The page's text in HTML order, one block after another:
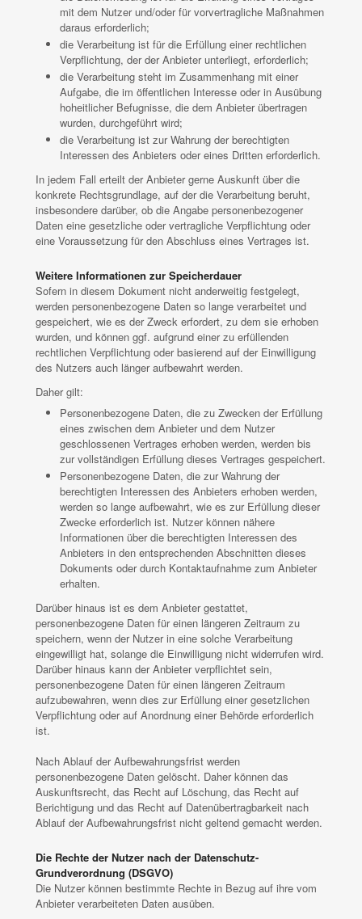
mit dem Nutzer und/oder für vorvertragliche Maßnahmen
daraus erforderlich;
die Verarbeitung ist für die Erfüllung einer rechtlichen
Verpflichtung, der der Anbieter unterliegt, erforderlich;
die Verarbeitung steht im Zusammenhang mit einer
Aufgabe, die im öffentlichen Interesse oder in Ausübung
hoheitlicher Befugnisse, die dem Anbieter übertragen
wurden, durchgeführt wird;
die Verarbeitung ist zur Wahrung der berechtigten
Interessen des Anbieters oder eines Dritten erforderlich.
In jedem Fall erteilt der Anbieter gerne Auskunft über die
konkrete Rechtsgrundlage, auf der die Verarbeitung beruht,
insbesondere darüber, ob die Angabe personenbezogener
Daten eine gesetzliche oder vertragliche Verpflichtung oder
eine Voraussetzung für den Abschluss eines Vertrages ist.
Weitere Informationen zur Speicherdauer
Sofern in diesem Dokument nicht anderweitig festgelegt,
werden personenbezogene Daten so lange verarbeitet und
gespeichert, wie es der Zweck erfordert, zu dem sie erhoben
wurden, und können ggf. aufgrund einer zu erfüllenden
rechtlichen Verpflichtung oder basierend auf der Einwilligung
des Nutzers auch länger aufbewahrt werden.
Daher gilt:
Personenbezogene Daten, die zu Zwecken der Erfüllung
eines zwischen dem Anbieter und dem Nutzer
geschlossenen Vertrages erhoben werden, werden bis
zur vollständigen Erfüllung dieses Vertrages gespeichert.
Personenbezogene Daten, die zur Wahrung der
berechtigten Interessen des Anbieters erhoben werden,
werden so lange aufbewahrt, wie es zur Erfüllung dieser
Zwecke erforderlich ist. Nutzer können nähere
Informationen über die berechtigten Interessen des
Anbieters in den entsprechenden Abschnitten dieses
Dokuments oder durch Kontaktaufnahme zum Anbieter
erhalten.
Darüber hinaus ist es dem Anbieter gestattet,
personenbezogene Daten für einen längeren Zeitraum zu
speichern, wenn der Nutzer in eine solche Verarbeitung
eingewilligt hat, solange die Einwilligung nicht widerrufen wird.
Darüber hinaus kann der Anbieter verpflichtet sein,
personenbezogene Daten für einen längeren Zeitraum
aufzubewahren, wenn dies zur Erfüllung einer gesetzlichen
Verpflichtung oder auf Anordnung einer Behörde erforderlich
ist.
Nach Ablauf der Aufbewahrungsfrist werden
personenbezogene Daten gelöscht. Daher können das
Auskunftsrecht, das Recht auf Löschung, das Recht auf
Berichtigung und das Recht auf Datenübertragbarkeit nach
Ablauf der Aufbewahrungsfrist nicht geltend gemacht werden.
Die Rechte der Nutzer nach der Datenschutz-
Grundverordnung (DSGVO)
Die Nutzer können bestimmte Rechte in Bezug auf ihre vom
Anbieter verarbeiteten Daten ausüben.